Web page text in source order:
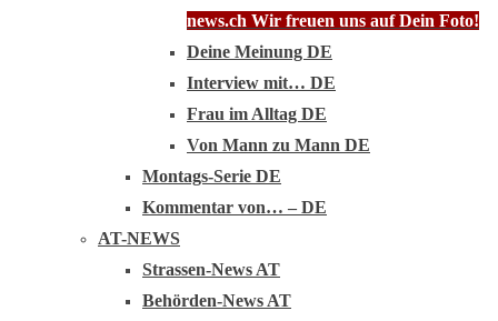
news.ch Wir freuen uns auf Dein Foto!
Deine Meinung DE
Interview mit… DE
Frau im Alltag DE
Von Mann zu Mann DE
Montags-Serie DE
Kommentar von… – DE
AT-NEWS
Strassen-News AT
Behörden-News AT